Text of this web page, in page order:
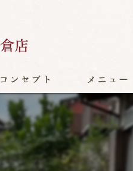
コンセプト メニュー